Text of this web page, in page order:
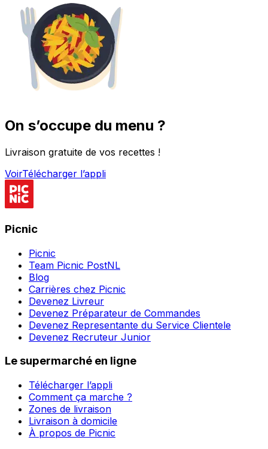
On s’occupe du menu ?
Livraison gratuite de vos recettes !
VoirTélécharger l’appli
Picnic
Picnic
Team Picnic PostNL
Blog
Carrières chez Picnic
Devenez Livreur
Devenez Préparateur de Commandes
Devenez Representante du Service Clientele
Devenez Recruteur Junior
Le supermarché en ligne
Télécharger l’appli
Comment ça marche ?
Zones de livraison
Livraison à domicile
À propos de Picnic